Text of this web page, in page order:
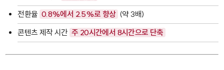
전환율 0.8%에서 2.5%로 향상 (약 3배)
콘텐츠 제작 시간 주 20시간에서 8시간으로 단축